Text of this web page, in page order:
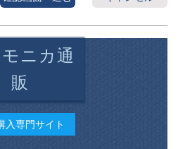
ニカ通
販
入専門サイト